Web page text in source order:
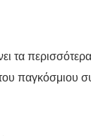
τα
παγκόσμιου